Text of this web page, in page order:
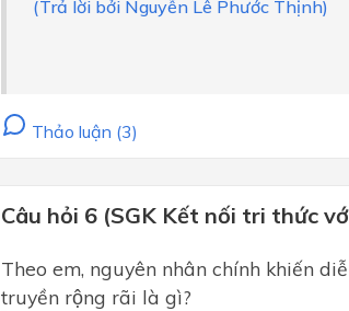
(Trả lời bởi Nguyễn Lê Phước Thịnh)
Thảo luận (3)
Câu hỏi 6 (SGK Kết nối tri thức
Theo em, nguyên nhân chính khiến
truyền rộng rãi là gì?